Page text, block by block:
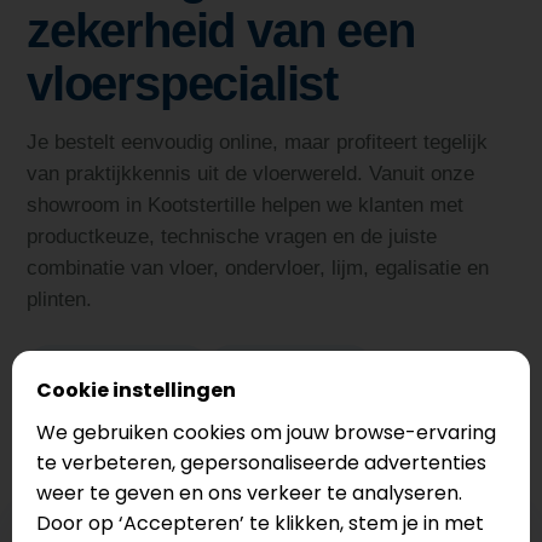
zekerheid van een
vloerspecialist
Je bestelt eenvoudig online, maar profiteert tegelijk
van praktijkkennis uit de vloerwereld. Vanuit onze
showroom in Kootstertille helpen we klanten met
productkeuze, technische vragen en de juiste
combinatie van vloer, ondervloer, lijm, egalisatie en
plinten.
Cookie instellingen
We gebruiken cookies om jouw browse-ervaring
te verbeteren, gepersonaliseerde advertenties
weer te geven en ons verkeer te analyseren.
Door op ‘Accepteren’ te klikken, stem je in met